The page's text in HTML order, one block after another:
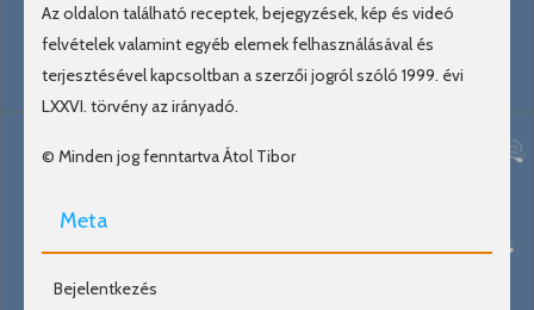
Az oldalon található receptek, bejegyzések, kép és videó
felvételek valamint egyéb elemek felhasználásával és
terjesztésével kapcsoltban a szerzői jogról szóló 1999. évi
LXXVI. törvény az irányadó.
© Minden jog fenntartva Átol Tibor
Meta
Bejelentkezés